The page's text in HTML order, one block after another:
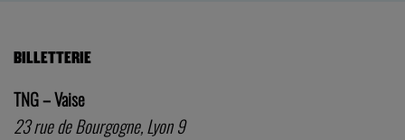
BILLETTERIE
TNG – Vaise
23 rue de Bourgogne, Lyon 9